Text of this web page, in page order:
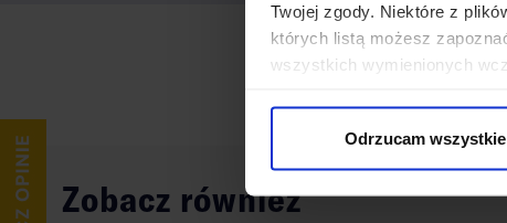
Twojej zgody. Niektóre z
których listą możesz
wszystkich wymienionych
Odrzucam wszystkie
Zobacz również